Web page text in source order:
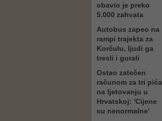
obavio je preko
5.000 zahvata
Autobus zapeo na
rampi trajekta za
Korčulu, ljudi ga
tresli i gurali
Ostao zatečen
računom za tri pića
na ljetovanju u
Hrvatskoj: 'Cijene
su nenormalne'